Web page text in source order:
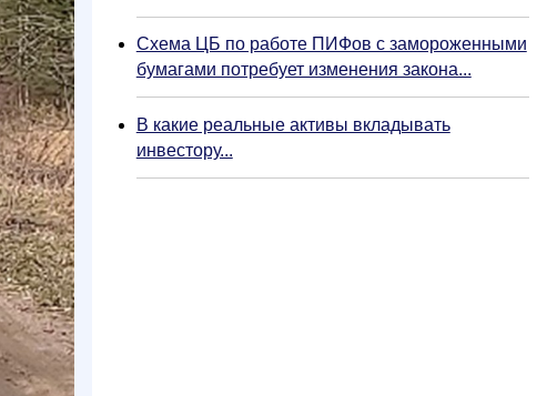
Схема ЦБ по работе ПИФов с замороженными
бумагами потребует изменения закона...
В какие реальные активы вкладывать
инвестору...